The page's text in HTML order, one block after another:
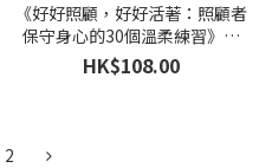
《好好照顧，好好活著：照顧者
保守身心的30個溫柔練習》｜
李雋 著 ｜ 印象文字 Inpress
HK$108.00
2